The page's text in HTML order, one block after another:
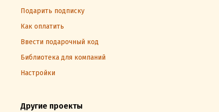
Подарить подписку
Как оплатить
Ввести подарочный код
Библиотека для компаний
Настройки
Другие проекты